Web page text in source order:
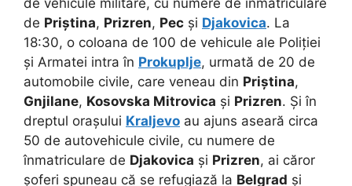
de vehicule militare, cu numere de înmatriculare
de Priștina, Prizren, Pec și Djakovica. La
18:30, o coloana de 100 de vehicule ale Poliției
și Armatei intra în Prokuplje, urmată de 20 de
automobile civile, care veneau din Priștina,
Gnjilane, Kosovska Mitrovica și Prizren. Și în
dreptul orașului Kraljevo au ajuns aseară circa
50 de autovehicule civile, cu numere de
înmatriculare de Djakovica și Prizren, ai căror
șoferi spuneau că se refugiază la Belgrad și